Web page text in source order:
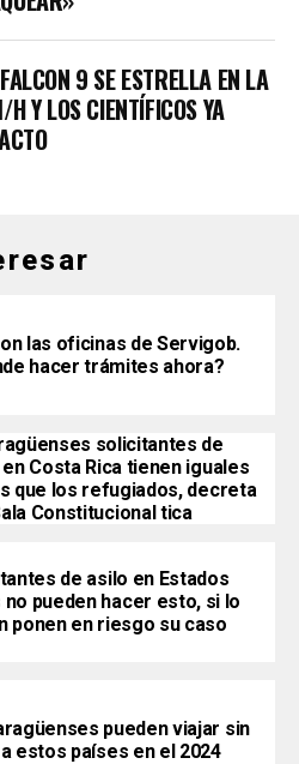
9 SE ESTRELLA EN LA
Y LOS CIENTÍFICOS YA
las oficinas de Servigob.
hacer trámites ahora?
solicitantes de
Costa Rica tienen iguales
que los refugiados, decreta
Constitucional tica
de asilo en Estados
no pueden hacer esto, si lo
ponen en riesgo su caso
pueden viajar sin
estos países en el 2024